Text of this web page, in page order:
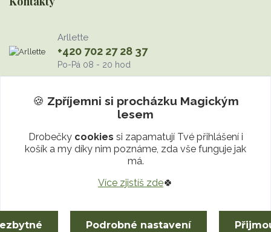
Arllette
+420 702 27 28 37
Po-Pá 08 - 20 hod
info@MagickyLes.cz
🍪 Zpříjemni si procházku Magickým
lesem
Drobečky cookies si zapamatují Tvé přihlášení i
košík a my díky nim poznáme, zda vše funguje jak
má.
Více zjistíš zde🍀
Podrobné nastavení